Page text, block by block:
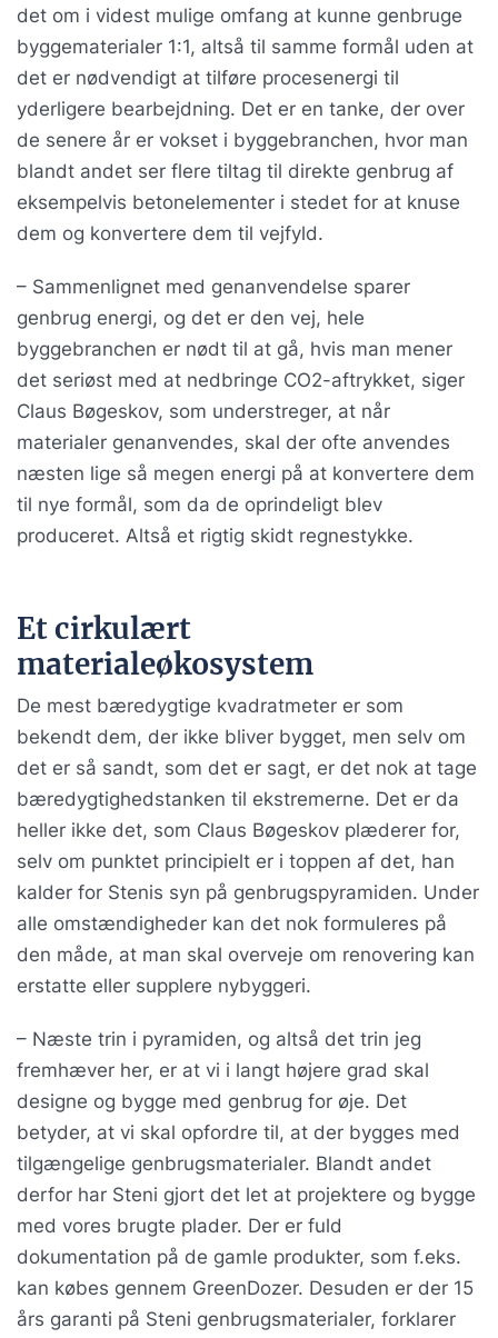
det om i videst mulige omfang at kunne genbruge
byggematerialer 1:1, altså til samme formål uden at
det er nødvendigt at tilføre procesenergi til
yderligere bearbejdning. Det er en tanke, der over
de senere år er vokset i byggebranchen, hvor man
blandt andet ser flere tiltag til direkte genbrug af
eksempelvis betonelementer i stedet for at knuse
dem og konvertere dem til vejfyld.
– Sammenlignet med genanvendelse sparer
genbrug energi, og det er den vej, hele
byggebranchen er nødt til at gå, hvis man mener
det seriøst med at nedbringe CO2-aftrykket, siger
Claus Bøgeskov, som understreger, at når
materialer genanvendes, skal der ofte anvendes
næsten lige så megen energi på at konvertere dem
til nye formål, som da de oprindeligt blev
produceret. Altså et rigtig skidt regnestykke.
Et cirkulært
materialeøkosystem
De mest bæredygtige kvadratmeter er som
bekendt dem, der ikke bliver bygget, men selv om
det er så sandt, som det er sagt, er det nok at tage
bæredygtighedstanken til ekstremerne. Det er da
heller ikke det, som Claus Bøgeskov plæderer for,
selv om punktet principielt er i toppen af det, han
kalder for Stenis syn på genbrugspyramiden. Under
alle omstændigheder kan det nok formuleres på
den måde, at man skal overveje om renovering kan
erstatte eller supplere nybyggeri.
– Næste trin i pyramiden, og altså det trin jeg
fremhæver her, er at vi i langt højere grad skal
designe og bygge med genbrug for øje. Det
betyder, at vi skal opfordre til, at der bygges med
tilgængelige genbrugsmaterialer. Blandt andet
derfor har Steni gjort det let at projektere og bygge
med vores brugte plader. Der er fuld
dokumentation på de gamle produkter, som f.eks.
kan købes gennem GreenDozer. Desuden er der 15
års garanti på Steni genbrugsmaterialer, forklarer